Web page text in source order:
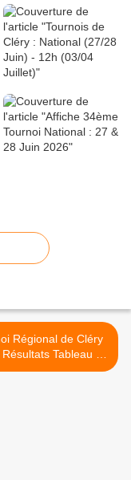
Régional de Cléry
Tableau 13
(Doubles maxi 3000) >